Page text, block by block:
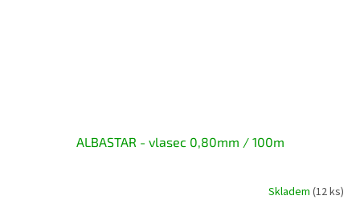
ALBASTAR - vlasec 0,80mm / 100m
Skladem (12 ks)